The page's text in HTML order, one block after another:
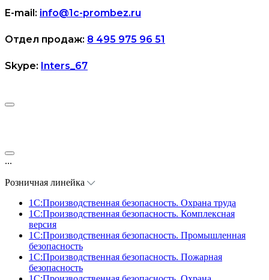
E-mail: info@1c-prombez.ru
Отдел продаж: 8 495 975 96 51
Skype: Inters_67
...
Розничная линейка
1C:Производственная безопасность. Охрана труда
1C:Производственная безопасность. Комплексная
версия
1C:Производственная безопасность. Промышленная
безопасность
1C:Производственная безопасность. Пожарная
безопасность